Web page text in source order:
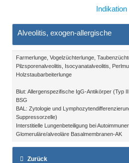
Indikation
Alveolitis, exogen-allergische
Farmerlunge, Vogelzüchterlunge,
Pilzsporenalveolitis, Isocyanatalveolitis,
Holzstaubarbeiterlunge
Blut: Allergenspezifische IgG-Antikörper (Typ
BSG
BAL: Zytologie und
Suppressorzelle)
Interstitielle Lungenbeteiligung bei
Glomeruläre/alveoläre Basalmembranen-AK
Zurück